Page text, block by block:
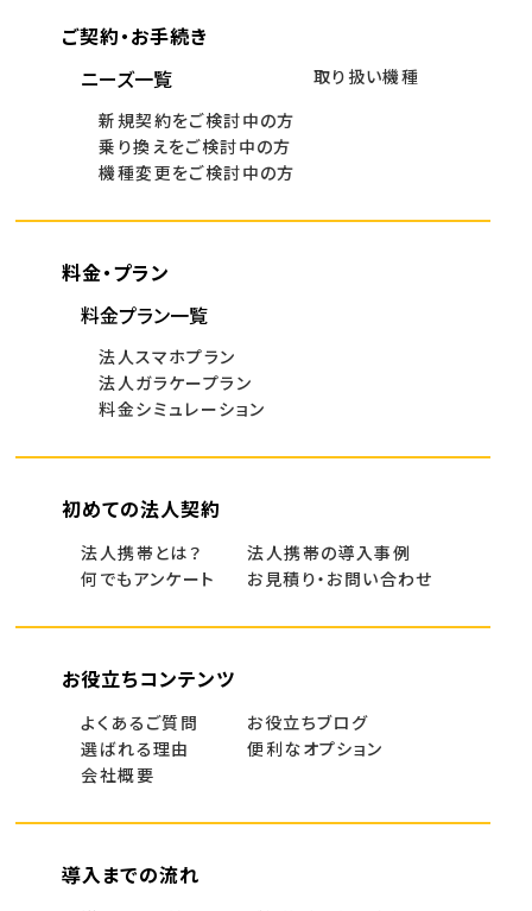
ご契約・お手続き
ニーズ一覧
新規契約をご検討中の方
乗り換えをご検討中の方
機種変更をご検討中の方
取り扱い機種
料金・プラン
料金プラン一覧
法人スマホプラン
法人ガラケープラン
料金シミュレーション
初めての法人契約
法人携帯とは？
法人携帯の導入事例
何でもアンケート
お見積り・お問い合わせ
お役立ちコンテンツ
よくあるご質問
お役立ちブログ
選ばれる理由
便利なオプション
会社概要
導入までの流れ